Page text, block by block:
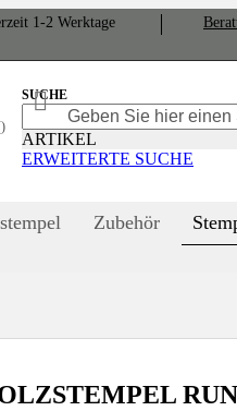
1-2 Werk­tage
SUCHE
SUCHE
ARTIKEL
ERWEITERTE SUCHE
SUCHE
Zubehör